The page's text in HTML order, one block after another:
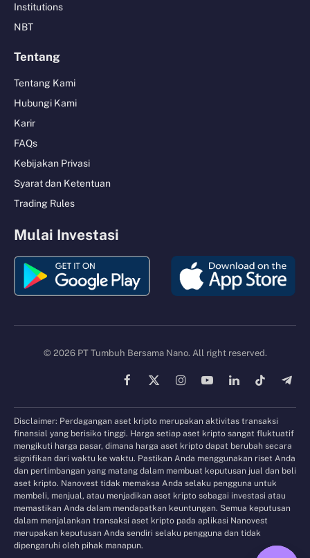
Institutions
NBT
Tentang
Tentang Kami
Hubungi Kami
Karir
FAQs
Kebijakan Privasi
Syarat dan Ketentuan
Trading Rules
Mulai Investasi
© 2026 PT Tumbuh Bersama Nano. All right reserved.
Facebook
X
InstagramYouTubeLinkedInTikTok
Disclaimer: Perdagangan aset kripto merupakan aktivitas transaksi
finansial yang berisiko tinggi. Harga setiap aset kripto sangat fluktuatif
mengikuti harga pasar, dimana harga aset kripto dapat berubah secara
signifikan dari waktu ke waktu. Pastikan Anda menggunakan riset Anda
dan pertimbangan yang matang dalam membuat keputusan jual dan beli
aset kripto. Nanovest tidak memaksa Anda selaku pengguna untuk
membeli, menjual, atau menjadikan aset kripto sebagai investasi atau
memastikan Anda dalam mendapatkan keuntungan. Semua keputusan
dalam menjalankan transaksi aset kripto pada aplikasi Nanovest
merupakan keputusan Anda sendiri selaku pengguna dan tidak
dipengaruhi oleh pihak manapun.